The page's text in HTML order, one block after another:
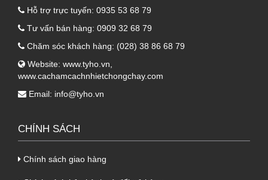
phẩm. Dưới đây là các bước
trong thi công thanh U kết thúc Ultra Panel
Đo đạc và cắt: Sử dụng máy cắt chuyên
dụng để cắt thanh U theo kích thực tế tại
Ultra Panel sạch bụi để tăng độ bám dính.
mép tấm. Sử dụng keo chuyên dụng hoặc
Hỗ trợ trực tuyến: 0935 53 68 79
Tư vấn bán hàng: 0909 32 68 79
Chăm sóc khách hàng: (028) 38 86 68 79
Website: www.tyho.vn
www.cachamcachnhietchongchay.com
Email: info@tyho.vn
CHÍNH SÁCH
Chính sách giao hàng